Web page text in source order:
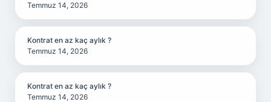
Temmuz 14, 2026
Kontrat en az kaç aylık ?
Temmuz 14, 2026
Kontrat en az kaç aylık ?
Temmuz 14, 2026